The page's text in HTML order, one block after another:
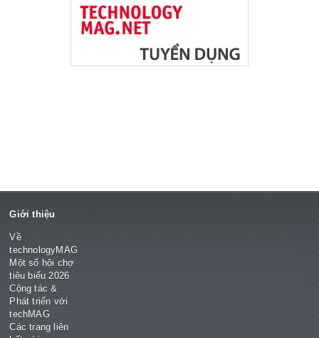
Giới thiệu
Về
technologyMAG
Một số hội chợ
tiêu biểu 2026
Cộng tác &
Phát triển với
techMAG
Các trang liên